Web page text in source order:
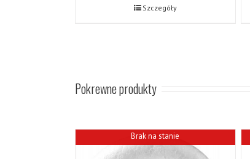
Szczegóły
Pokrewne produkty
Brak na stanie